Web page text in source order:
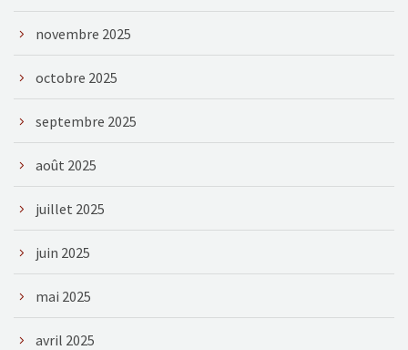
novembre 2025
octobre 2025
septembre 2025
août 2025
juillet 2025
juin 2025
mai 2025
avril 2025